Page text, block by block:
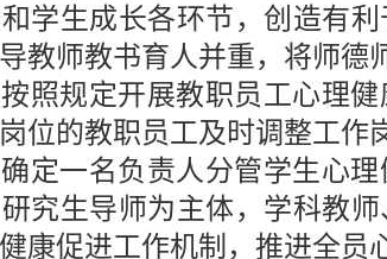
学生成长各环节，创造有
教师教书育人并重，将师
照规定开展教职员工心理
位的教职员工及时调整工作
定一名负责人分管学生心
究生导师为主体，学科教
康促进工作机制，推进全员